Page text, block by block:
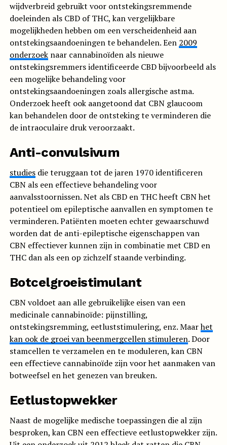
wijdverbreid gebruikt voor ontstekingsremmende
doeleinden als CBD of THC, kan vergelijkbare
mogelijkheden hebben om een verscheidenheid aan
ontstekingsaandoeningen te behandelen. Een 2009
onderzoeknaar cannabinoïden als nieuwe
ontstekingsremmers identificeerde CBD bijvoorbeeld als
een mogelijke behandeling voor
ontstekingsaandoeningen zoals allergische astma.
Onderzoek heeft ook aangetoond dat CBN glaucoom
kan behandelen door de ontsteking te verminderen die
de intraoculaire druk veroorzaakt.
Anti-convulsivum
studiesdie teruggaan tot de jaren 1970 identificeren
CBN als een effectieve behandeling voor
aanvalsstoornissen. Net als CBD en THC heeft CBN het
potentieel om epileptische aanvallen en symptomen te
verminderen. Patiënten moeten echter gewaarschuwd
worden dat de anti-epileptische eigenschappen van
CBN effectiever kunnen zijn in combinatie met CBD en
THC dan als een op zichzelf staande verbinding.
Botcelgroeistimulant
CBN voldoet aan alle gebruikelijke eisen van een
medicinale cannabinoïde: pijnstilling,
ontstekingsremming, eetluststimulering, enz. Maarhet
kan ook de groei van beenmergcellen stimuleren. Door
stamcellen te verzamelen en te moduleren, kan CBN
een effectieve cannabinoïde zijn voor het aanmaken van
botweefsel en het genezen van breuken.
Eetlustopwekker
Naast de mogelijke medische toepassingen die al zijn
besproken, kan CBN een effectieve eetlustopwekker zijn.